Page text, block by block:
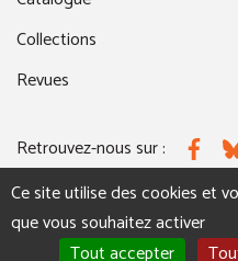
Collections
Revues
Retrouvez-nous sur :
MENTIONS LÉGALES
Ce site utilise des cookies et
que vous souhaitez activer
Tout accepter